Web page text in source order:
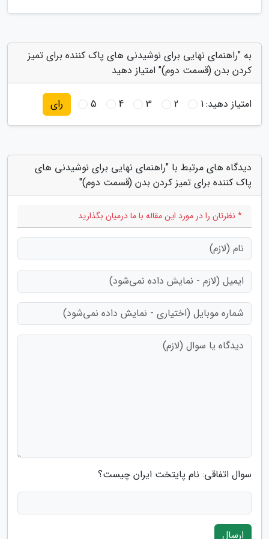
به "راهنمای نهایی برای نوشیدنی های پاک کننده برای تمیز
کردن بدن (قسمت دوم)" امتیاز دهید
امتیاز دهید:1
2
3
4
5 رای
دیدگاه های مرتبط با "راهنمای نهایی برای نوشیدنی های
پاک کننده برای تمیز کردن بدن (قسمت دوم)"
* نظرتان را در مورد این مقاله با ما درمیان بگذارید
سوال اتفاقی: نام پایتخت ایران چیست؟
ارسال